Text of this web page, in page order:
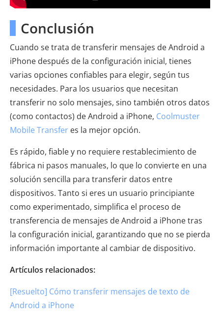
Conclusión
Cuando se trata de transferir mensajes de Android a
iPhone después de la configuración inicial, tienes
varias opciones confiables para elegir, según tus
necesidades. Para los usuarios que necesitan
transferir no solo mensajes, sino también otros datos
(como contactos) de Android a iPhone, Coolmuster
Mobile Transfer es la mejor opción.
Es rápido, fiable y no requiere restablecimiento de
fábrica ni pasos manuales, lo que lo convierte en una
solución sencilla para transferir datos entre
dispositivos. Tanto si eres un usuario principiante
como experimentado, simplifica el proceso de
transferencia de mensajes de Android a iPhone tras
la configuración inicial, garantizando que no se pierda
información importante al cambiar de dispositivo.
Artículos relacionados:
[Resuelto] Cómo transferir mensajes de texto de
Android a iPhone